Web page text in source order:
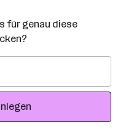
für genau diese